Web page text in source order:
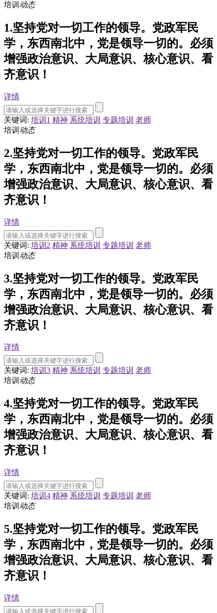
培训 动态
1.坚持党对一切工作的领导。党政军民
学，东西南北中，党是领导一切的。必须
增强政治意识、大局意识、核心意识、看
齐意识！
详情
关键词: 培训1 精神 系统培训 专题培训 老师
培训 动态
2.坚持党对一切工作的领导。党政军民
学，东西南北中，党是领导一切的。必须
增强政治意识、大局意识、核心意识、看
齐意识！
详情
关键词: 培训2 精神 系统培训 专题培训 老师
培训 动态
3.坚持党对一切工作的领导。党政军民
学，东西南北中，党是领导一切的。必须
增强政治意识、大局意识、核心意识、看
齐意识！
详情
关键词: 培训3 精神 系统培训 专题培训 老师
培训 动态
4.坚持党对一切工作的领导。党政军民
学，东西南北中，党是领导一切的。必须
增强政治意识、大局意识、核心意识、看
齐意识！
详情
关键词: 培训4 精神 系统培训 专题培训 老师
培训 动态
5.坚持党对一切工作的领导。党政军民
学，东西南北中，党是领导一切的。必须
增强政治意识、大局意识、核心意识、看
齐意识！
详情